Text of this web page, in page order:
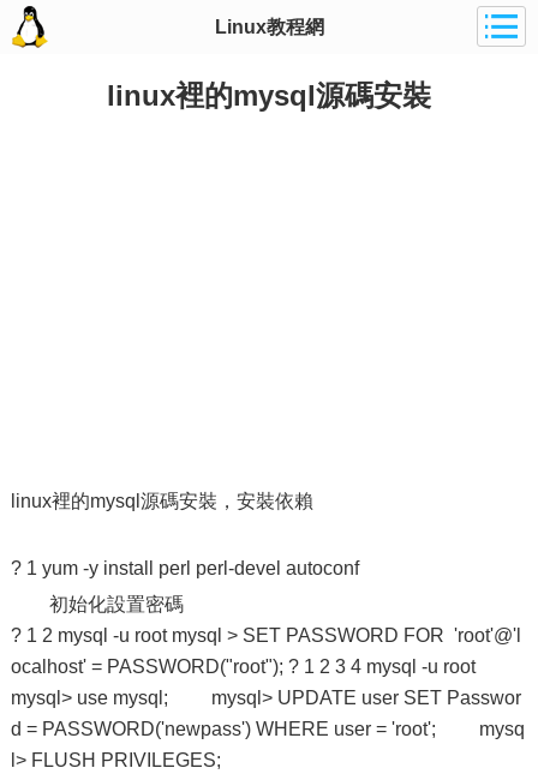
Linux教程網
linux裡的mysql源碼安裝
linux裡的mysql源碼安裝，安裝依賴
? 1 yum -y install perl perl-devel autoconf
初始化設置密碼
? 1 2 mysql -u root mysql > SET PASSWORD FOR 'root'@'l
ocalhost' = PASSWORD("root"); ? 1 2 3 4 mysql -u root
mysql> use mysql; mysql> UPDATE user SET Passwor
d = PASSWORD('newpass') WHERE user = 'root'; mysq
l> FLUSH PRIVILEGES;